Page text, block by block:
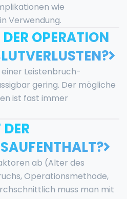
wie
Verwendung.
OPERATION
Leistenbruch-
gering. Der mögliche
ist fast immer
ab (Alter des
Operationsmethode,
muss man mit